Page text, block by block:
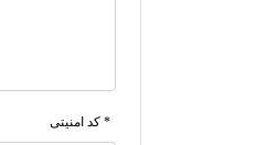
* کد امنیتی